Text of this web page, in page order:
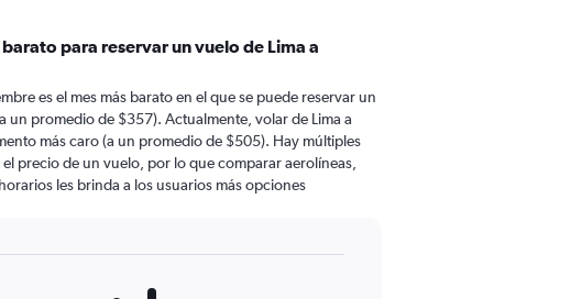
barato para reservar un vuelo de Lima a
es el mes más barato en el que se puede reservar un
un promedio de $357). Actualmente, volar de Lima a
más caro (a un promedio de $505). Hay múltiples
precio de un vuelo, por lo que comparar aerolíneas,
les brinda a los usuarios más opciones